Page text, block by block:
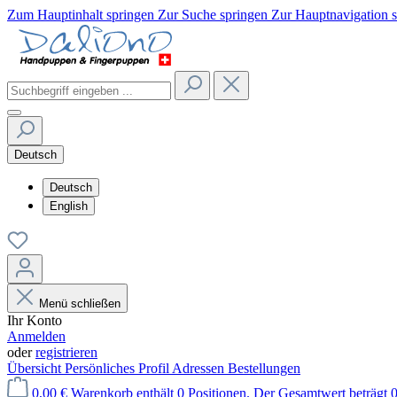
Zum Hauptinhalt springen Zur Suche springen Zur Hauptnavigation
Deutsch
Deutsch
English
Menü schließen
Ihr Konto
Anmelden
oderregistrieren
Übersicht Persönliches Profil Adressen Bestellungen
0,00 € Warenkorb enthält 0 Positionen. Der Gesamtwert beträgt